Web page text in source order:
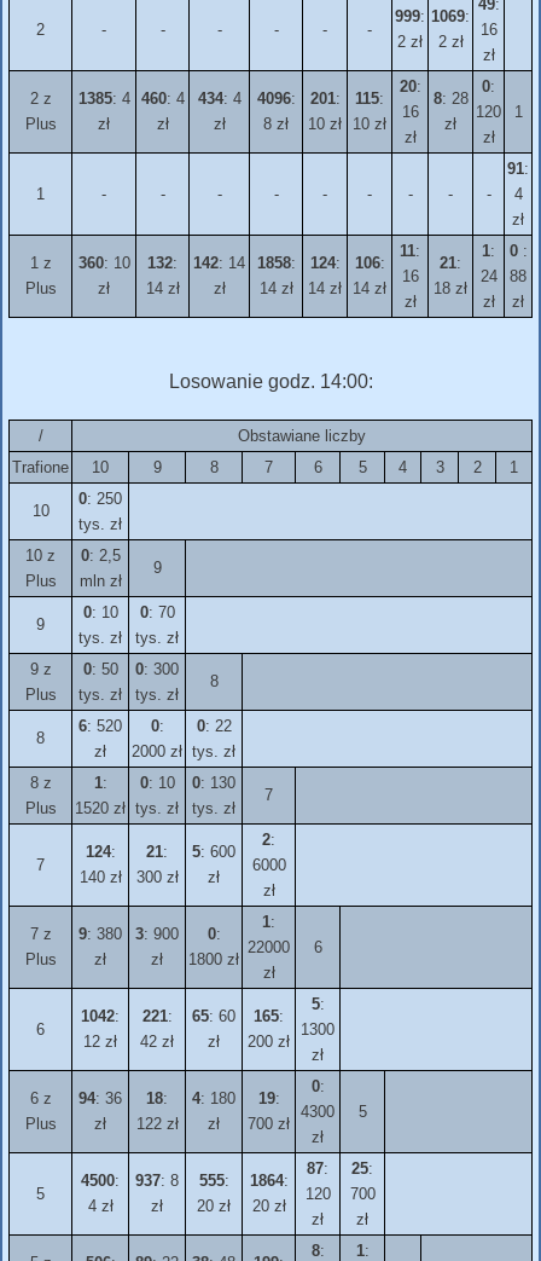
2 - - - - - -
999:
2 zł
1069:
2 zł
49:
16
zł
2 z
Plus
1385: 4
zł
460: 4
zł
434: 4
zł
4096:
8 zł
201:
10 zł
115:
10 zł
20:
16
zł
8: 28
zł
0:
120
zł
1
1 - - - - - - - - -
91:
4
zł
1 z
Plus
360: 10
zł
132:
14 zł
142: 14
zł
1858:
14 zł
124:
14 zł
106:
14 zł
11:
16
zł
21:
18 zł
1:
24
zł
0 :
88
zł
Losowanie godz. 14:00:
/
Obstawiane liczby
Trafione
10 9 8 7 6 5 4 3 2 1
10
0: 250
tys. zł
10 z
Plus
0: 2,5
mln zł
9
9
0: 10
tys. zł
0: 70
tys. zł
9 z
Plus
0: 50
tys. zł
0: 300
tys. zł
8
8
6: 520
zł
0:
2000 zł
0: 22
tys. zł
8 z
Plus
1:
1520 zł
0: 10
tys. zł
0: 130
tys. zł
7
7
124:
140 zł
21:
300 zł
5: 600
zł
2:
6000
zł
7 z
Plus
9: 380
zł
3: 900
zł
0:
1800 zł
1:
22000
zł
6
6
1042:
12 zł
221:
42 zł
65: 60
zł
165:
200 zł
5:
1300
zł
6 z
Plus
94: 36
zł
18:
122 zł
4: 180
zł
19:
700 zł
0:
4300
zł
5
5
4500:
4 zł
937: 8
zł
555:
20 zł
1864:
20 zł
87:
120
zł
25:
700
zł
8:
1: